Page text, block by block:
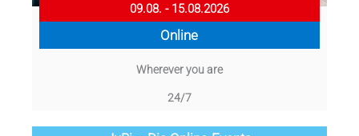
09.08. - 15.08.2026
Online
Wherever you are
24/7